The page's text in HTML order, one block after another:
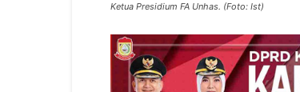
Ketua Presidium FA Unhas. (Foto: Ist)